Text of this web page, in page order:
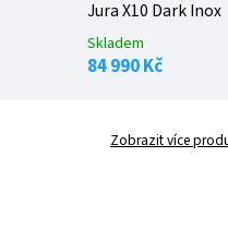
Jura X10 Dark Inox
Skladem
84 990 Kč
Zobrazit více